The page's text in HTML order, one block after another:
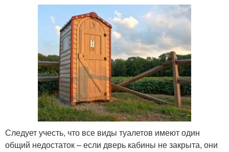
Следует учесть, что все виды туалетов имеют один
общий недостаток – если дверь кабины не закрыта, они